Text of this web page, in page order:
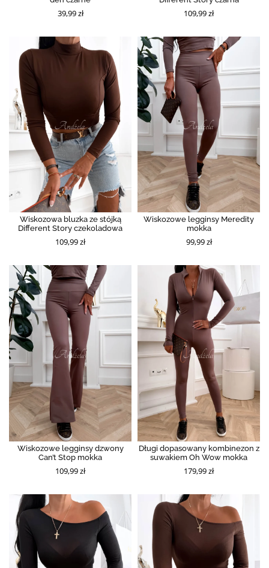
39,99 zł 109,99 zł
Wiskozowa bluzka ze stójką
Different Story czekoladowa
109,99 zł
Wiskozowe legginsy Meredity
mokka
99,99 zł
Wiskozowe legginsy dzwony
Can’t Stop mokka
109,99 zł
Długi dopasowany kombinezon z
suwakiem Oh Wow mokka
179,99 zł